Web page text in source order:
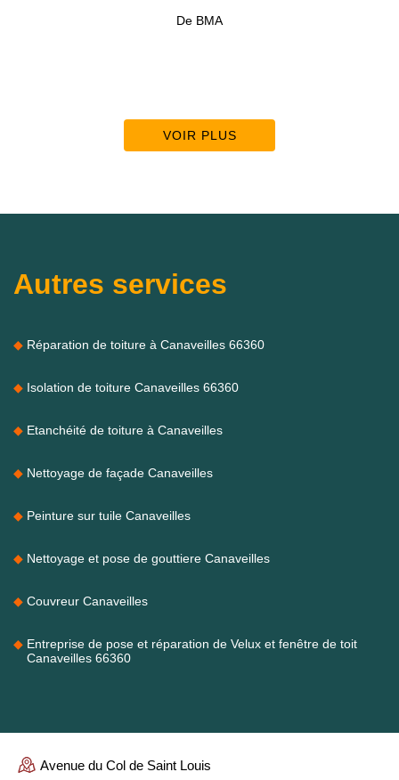
VOIR PLUS
Autres services
Réparation de toiture à Canaveilles 66360
Isolation de toiture Canaveilles 66360
Etanchéité de toiture à Canaveilles
Nettoyage de façade Canaveilles
Peinture sur tuile Canaveilles
Nettoyage et pose de gouttiere Canaveilles
Couvreur Canaveilles
Entreprise de pose et réparation de Velux et fenêtre de toit
Canaveilles 66360
Avenue du Col de Saint Louis